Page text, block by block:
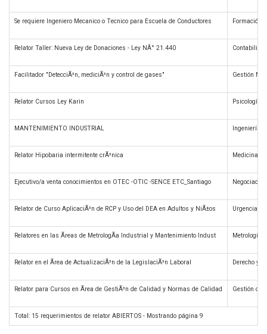
Se requiere Ingeniero Mecanico o Tecnico para Escuela de Conductores Formación
Relator Taller: Nueva Ley de Donaciones - Ley NÂ° 21.440
Facilitador "DetecciÃ³n, mediciÃ³n y control de gases" Gestión
Relator Cursos Ley Karin Psicología
MANTENIMIENTO INDUSTRIAL Ingeniería
Relator Hipobaria intermitente crÃ³nica Medicina y
Ejecutivo/a venta conocimientos en OTEC -OTIC -SENCE ETC_Santiago
Relator de Curso AplicaciÃ³n de RCP y Uso del DEA en Adultos y NiÃ±os Urgencias
Relatores en las Ãreas de MetrologÃ­a Industrial y Mantenimiento Indust Metrología
Relator en el Ãrea de ActualizaciÃ³n de la LegislaciÃ³n Laboral Derecho y
Relator para Cursos en Ãrea de GestiÃ³n de Calidad y Normas de Calidad Gestión de
Total: 15 requerimientos de relator ABIERTOS - Mostrando página 9